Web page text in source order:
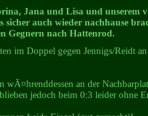
Jana und Lisa und unserem
sicher auch wieder nachhause
Gegnern nach Hattenrod.
im Doppel gegen Jennigs/Reidt
wÃ¤hrenddessen an der
jedoch beim 0:3 leider ohne